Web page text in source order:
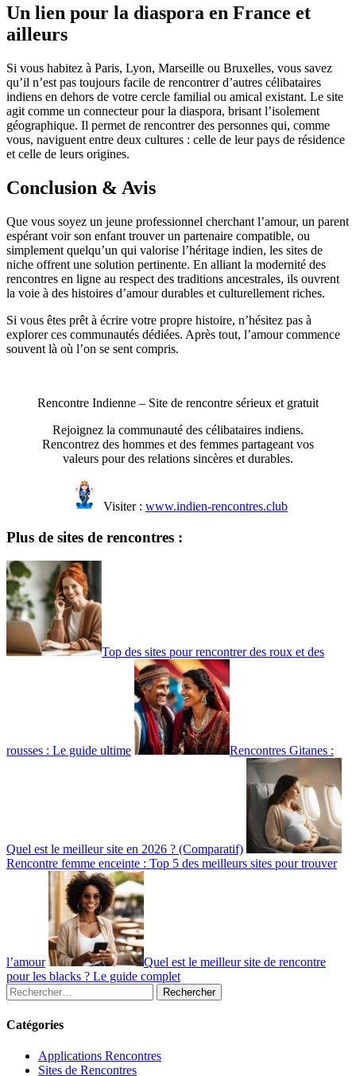
Un lien pour la diaspora en France et
ailleurs
Si vous habitez à Paris, Lyon, Marseille ou Bruxelles, vous savez
qu’il n’est pas toujours facile de rencontrer d’autres célibataires
indiens en dehors de votre cercle familial ou amical existant. Le site
agit comme un connecteur pour la diaspora, brisant l’isolement
géographique. Il permet de rencontrer des personnes qui, comme
vous, naviguent entre deux cultures : celle de leur pays de résidence
et celle de leurs origines.
Conclusion & Avis
Que vous soyez un jeune professionnel cherchant l’amour, un parent
espérant voir son enfant trouver un partenaire compatible, ou
simplement quelqu’un qui valorise l’héritage indien, les sites de
niche offrent une solution pertinente. En alliant la modernité des
rencontres en ligne au respect des traditions ancestrales, ils ouvrent
la voie à des histoires d’amour durables et culturellement riches.
Si vous êtes prêt à écrire votre propre histoire, n’hésitez pas à
explorer ces communautés dédiées. Après tout, l’amour commence
souvent là où l’on se sent compris.
Rencontre Indienne – Site de rencontre sérieux et gratuit
Rejoignez la communauté des célibataires indiens.
Rencontrez des hommes et des femmes partageant vos
valeurs pour des relations sincères et durables.
Visiter : www.indien-rencontres.club
Plus de sites de rencontres :
Top des sites pour rencontrer des roux et des
rousses : Le guide ultime Rencontres Gitanes :
Quel est le meilleur site en 2026 ? (Comparatif)
Rencontre femme enceinte : Top 5 des meilleurs sites pour trouver
l’amour
Quel est le meilleur site de rencontre
pour les blacks ? Le guide complet
Rechercher :
Catégories
Applications Rencontres
Sites de Rencontres